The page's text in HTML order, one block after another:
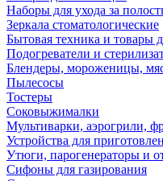
Наборы для ухода за
Зеркала стоматологические
Бытовая техника и товары
Подогреватели и
Блендеры, мороженицы,
Пылесосы
Тостеры
Соковыжималки
Мультиварки, аэрогрили,
Устройства для
Утюги, парогенераторы и
Сифоны для газирования